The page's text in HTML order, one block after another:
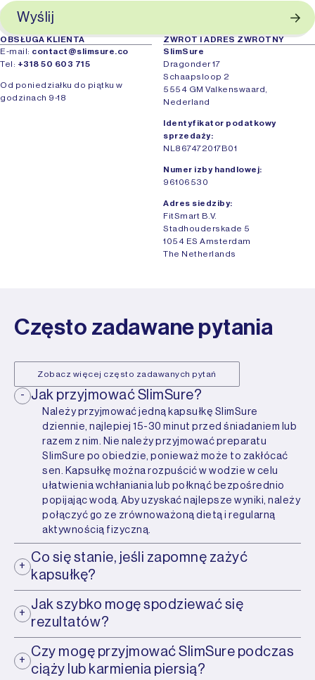
Wyślij
OBSŁUGA KLIENTA
E-mail: contact@slimsure.co
Tel: +318 50 603 715
Od poniedziałku do piątku w
godzinach 9-18
ZWROT I ADRES ZWROTNY
SlimSure
Dragonder 17
Schaapsloop 2
5554 GM Valkenswaard,
Nederland
Identyfikator podatkowy
sprzedaży:
NL867472017B01
Numer izby handlowej:
96106530
Adres siedziby:
FitSmart B.V.
Stadhouderskade 5
1054 ES Amsterdam
The Netherlands
Często zadawane pytania
Zobacz więcej często zadawanych pytań
Jak przyjmować SlimSure?
Należy przyjmować jedną kapsułkę SlimSure
dziennie, najlepiej 15-30 minut przed śniadaniem lub
razem z nim. Nie należy przyjmować preparatu
SlimSure po obiedzie, ponieważ może to zakłócać
sen. Kapsułkę można rozpuścić w wodzie w celu
ułatwienia wchłaniania lub połknąć bezpośrednio
popijając wodą. Aby uzyskać najlepsze wyniki, należy
połączyć go ze zrównoważoną dietą i regularną
aktywnością fizyczną.
Co się stanie, jeśli zapomnę zażyć
kapsułkę?
Jak szybko mogę spodziewać się
rezultatów?
Czy mogę przyjmować SlimSure podczas
ciąży lub karmienia piersią?